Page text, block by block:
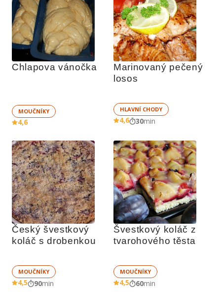
Chlapova vánočka
MOUČNÍKY
4,6
Marinovaný pečený
losos
HLAVNÍ CHODY
4,6 30min
Český švestkový
koláč s drobenkou
MOUČNÍKY
4,5 90min
Švestkový koláč z
tvarohového těsta
MOUČNÍKY
4,5 60min